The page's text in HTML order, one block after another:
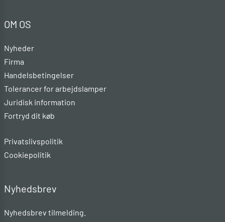
OM OS
Nyheder
Firma
Handelsbetingelser
Tolerancer for arbejdslamper
Juridisk information
Fortryd dit køb
Privatslivspolitik
Cookiepolitik
Nyhedsbrev
Nyhedsbrev tilmelding.